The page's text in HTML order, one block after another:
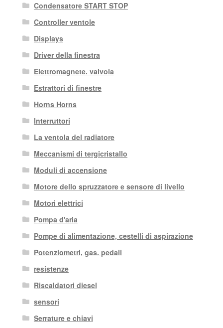
Condensatore START STOP
Controller ventole
Displays
Driver della finestra
Elettromagnete. valvola
Estrattori di finestre
Horns Horns
Interruttori
La ventola del radiatore
Meccanismi di tergicristallo
Moduli di accensione
Motore dello spruzzatore e sensore di livello
Motori elettrici
Pompa d'aria
Pompe di alimentazione, cestelli di aspirazione
Potenziometri, gas. pedali
resistenze
Riscaldatori diesel
sensori
Serrature e chiavi